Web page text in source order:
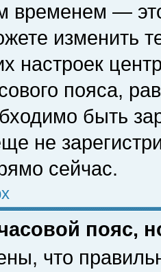
временем —
изменить
настроек
пояса,
быть
не
сейчас.
пояс,
что